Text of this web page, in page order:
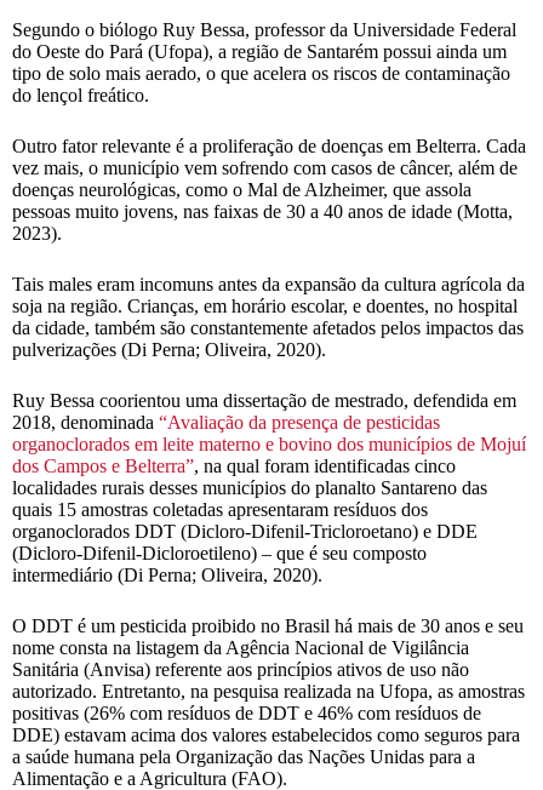
Segundo o biólogo Ruy Bessa, professor da Universidade Federal
do Oeste do Pará (Ufopa), a região de Santarém possui ainda um
tipo de solo mais aerado, o que acelera os riscos de contaminação
do lençol freático.
Outro fator relevante é a proliferação de doenças em Belterra. Cada
vez mais, o município vem sofrendo com casos de câncer, além de
doenças neurológicas, como o Mal de Alzheimer, que assola
pessoas muito jovens, nas faixas de 30 a 40 anos de idade (Motta,
2023).
Tais males eram incomuns antes da expansão da cultura agrícola da
soja na região. Crianças, em horário escolar, e doentes, no hospital
da cidade, também são constantemente afetados pelos impactos das
pulverizações (Di Perna; Oliveira, 2020).
Ruy Bessa coorientou uma dissertação de mestrado, defendida em
2018, denominada “Avaliação da presença de pesticidas
organoclorados em leite materno e bovino dos municípios de Mojuí
dos Campos e Belterra”, na qual foram identificadas cinco
localidades rurais desses municípios do planalto Santareno das
quais 15 amostras coletadas apresentaram resíduos dos
organoclorados DDT (Dicloro-Difenil-Tricloroetano) e DDE
(Dicloro-Difenil-Dicloroetileno) – que é seu composto
intermediário (Di Perna; Oliveira, 2020).
O DDT é um pesticida proibido no Brasil há mais de 30 anos e seu
nome consta na listagem da Agência Nacional de Vigilância
Sanitária (Anvisa) referente aos princípios ativos de uso não
autorizado. Entretanto, na pesquisa realizada na Ufopa, as amostras
positivas (26% com resíduos de DDT e 46% com resíduos de
DDE) estavam acima dos valores estabelecidos como seguros para
a saúde humana pela Organização das Nações Unidas para a
Alimentação e a Agricultura (FAO).